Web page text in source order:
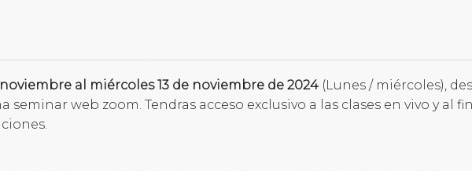
al miércoles 13 de noviembre de 2024 (Lunes / miércoles),
seminar web zoom. Tendras acceso exclusivo a las clases en vivo y al